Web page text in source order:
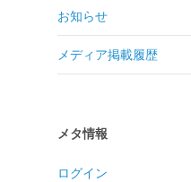
お知らせ
メディア掲載履歴
メタ情報
ログイン